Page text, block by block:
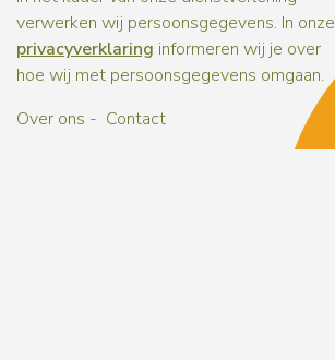
verwerken wij persoonsgegevens. In onze
privacyverklaring informeren wij je over
hoe wij met persoonsgegevens omgaan.
Over ons
Contact